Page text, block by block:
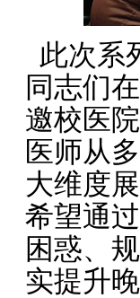
此次系
同志们
邀校医
医师从
大维度
希望通
困惑、
实提升